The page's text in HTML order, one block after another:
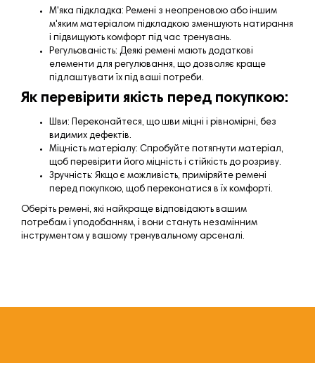
М'яка підкладка: Ремені з неопреновою або іншим
м'яким матеріалом підкладкою зменшують натирання
і підвищують комфорт під час тренувань.
Регульованість: Деякі ремені мають додаткові
елементи для регулювання, що дозволяє краще
підлаштувати їх під ваші потреби.
Як перевірити якість перед покупкою:
Шви: Переконайтеся, що шви міцні і рівномірні, без
видимих дефектів.
Міцність матеріалу: Спробуйте потягнути матеріал,
щоб перевірити його міцність і стійкість до розриву.
Зручність: Якщо є можливість, приміряйте ремені
перед покупкою, щоб переконатися в їх комфорті.
Оберіть ремені, які найкраще відповідають вашим
потребам і уподобанням, і вони стануть незамінним
інструментом у вашому тренувальному арсеналі.